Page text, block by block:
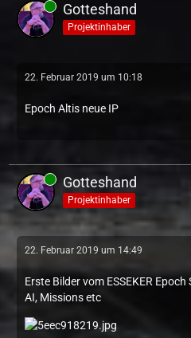
Gotteshand
Projektinhaber
22. Februar 2019 um 10:18
Epoch Altis neue IP
Gotteshand
Projektinhaber
22. Februar 2019 um 14:49
Erste Bilder vom ESSEKER
AI, Missions etc